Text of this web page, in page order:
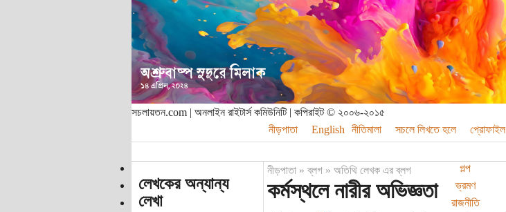
সচলায়তন.com | অনলাইন রাইটার্স কমিউনিটি | কপিরাইট © ২০০৬-২০১৫
নীড়পাতা
English নীতিমালা সচলে লিখতে হলে প্রোফাইল
গল্প
ভ্রমণ
রাজনীতি
লেখকের অন্যান্য
লেখা
নীড়পাতা»ব্লগ» অতিথি লেখক এর ব্লগ
কর্মস্থলে নারীর অভিজ্ঞতা